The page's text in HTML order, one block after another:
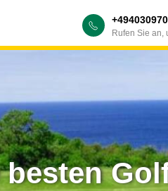
Rufen Sie an,
besten